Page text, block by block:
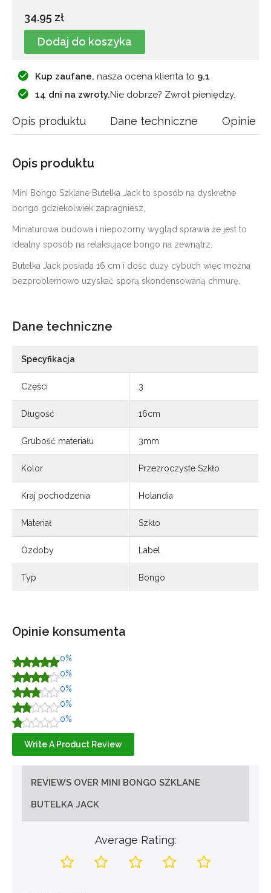
34.95 zł
Dodaj do koszyka
Kup zaufane, nasza ocena klienta to 9.1
14 dni na zwroty.Nie dobrze? Zwrot pieniędzy.
Opis produktu Dane techniczne Opinie
Opis produktu
Mini Bongo Szklane Butelka Jack to sposób na dyskretne
bongo gdziekolwiek zapragniesz,
Miniaturowa budowa i niepozorny wygląd sprawia że jest to
idealny sposób na relaksujące bongo na zewnątrz.
Butelka Jack posiada 16 cm i dość duży cybuch więc można
bezproblemowo uzyskać sporą skondensowaną chmurę.
Dane techniczne
Specyfikacja
Części 3
Długość 16cm
Grubość materiału 3mm
Kolor Przezroczyste Szkło
Kraj pochodzenia Holandia
Materiał Szkło
Ozdoby Label
Typ Bongo
Opinie konsumenta
0%
0%
0%
0%
0%
Write A Product Review
REVIEWS OVER MINI BONGO SZKLANE
BUTELKA JACK
Average Rating: